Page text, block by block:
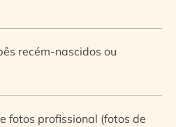
recém-nascidos ou
fotos profissional (fotos de